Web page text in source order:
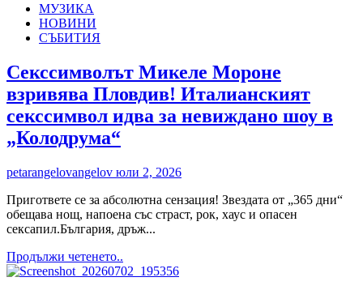
МУЗИКА
НОВИНИ
СЪБИТИЯ
Секссимволът Микеле Мороне
взривява Пловдив! Италианският
секссимвол идва за невиждано шоу в
„Колодрума“
petarangelovangelov юли 2, 2026
Пригответе се за абсолютна сензация! Звездата от „365 дни“
обещава нощ, напоена със страст, рок, хаус и опасен
сексапил.България, дръж...
Продължи четенето..
more